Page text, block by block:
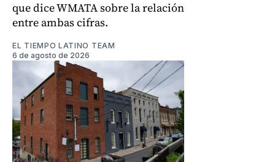
que dice WMATA sobre la relación
entre ambas cifras.
EL TIEMPO LATINO TEAM
6 de agosto de 2026